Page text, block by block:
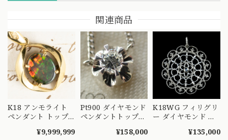
関連商品
K18 アンモライト
ペンダント トップ
の宝石 CHP00281
¥9,999,999
Pt900 ダイヤモンド
ペンダントトップ
昭和レトロ ヴィン
¥158,000
K18WG フィリグリ
ー ダイヤモンド ペ
0.10ct ホワイトゴー
¥135,000